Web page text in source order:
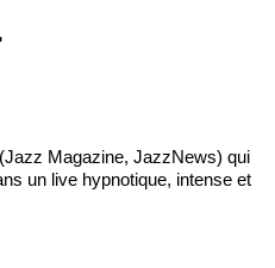
Magazine, JazzNews) qui
un live hypnotique, intense et